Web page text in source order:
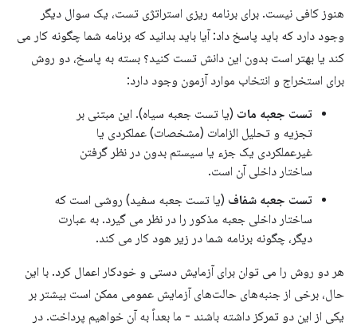
هنوز کافی نیست. برای برنامه ریزی استراتژی تست، یک سوال دیگر
وجود دارد که باید پاسخ داد: آیا باید بدانید که برنامه شما چگونه کار می
کند یا بهتر است بدون این دانش تست کنید؟ بسته به پاسخ، دو روش
برای استخراج و انتخاب موارد آزمون وجود دارد:
تست جعبه مات (یا تست جعبه سیاه). این مبتنی بر
تجزیه و تحلیل الزامات (مشخصات) عملکردی یا
غیرعملکردی یک جزء یا سیستم بدون در نظر گرفتن
ساختار داخلی آن است.
تست جعبه شفاف (یا تست جعبه سفید) روشی است که
ساختار داخلی جعبه مذکور را در نظر می گیرد. به عبارت
دیگر، چگونه برنامه شما در زیر هود کار می کند.
هر دو روش را می توان برای آزمایش دستی و خودکار اعمال کرد. با این
حال، برخی از جنبه‌های حالت‌های آزمایش عمومی ممکن است بیشتر بر
یکی از این دو تمرکز داشته باشند - ما بعداً به آن خواهیم پرداخت. در